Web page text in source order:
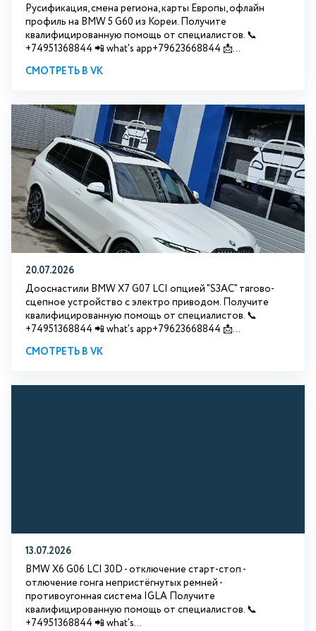
Русификация, смена региона, карты Европы, офлайн
профиль на BMW 5 G60 из Кореи. Получите
квалифицированную помощь от специалистов. 📞
+74951368844 📲 what's app+79623668844 📩...
СМОТРЕТЬ В VK
20.07.2026
Дооснастили BMW Х7 G07 LCI опцией "S3АС" тягово-
сцепное устройство с электро приводом. Получите
квалифицированную помощь от специалистов. 📞
+74951368844 📲 what's app+79623668844 📩...
СМОТРЕТЬ В VK
13.07.2026
BMW X6 G06 LCI 30D - отключение старт-стоп -
отлючение гонга непристёгнутых ремней -
противоугонная система IGLA Получите
квалифицированную помощь от специалистов. 📞
+74951368844 📲 what's...